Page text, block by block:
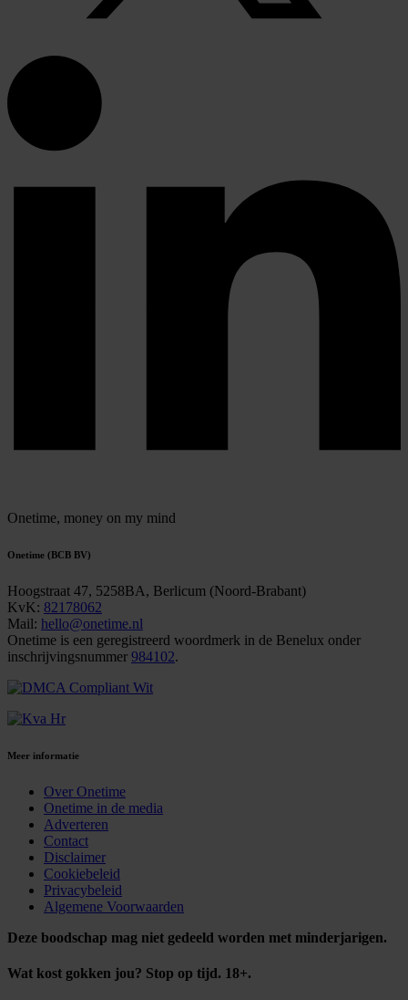
Onetime, money on my mind
Onetime (BCB BV)
Hoogstraat 47, 5258BA, Berlicum (Noord-Brabant)
KvK: 82178062
Mail: hello@onetime.nl
Onetime is een geregistreerd woordmerk in de Benelux onder
inschrijvingsnummer 984102.
Meer informatie
Over Onetime
Onetime in de media
Adverteren
Contact
Disclaimer
Cookiebeleid
Privacybeleid
Algemene Voorwaarden
Deze boodschap mag niet gedeeld worden met minderjarigen.
Wat kost gokken jou? Stop op tijd. 18+.